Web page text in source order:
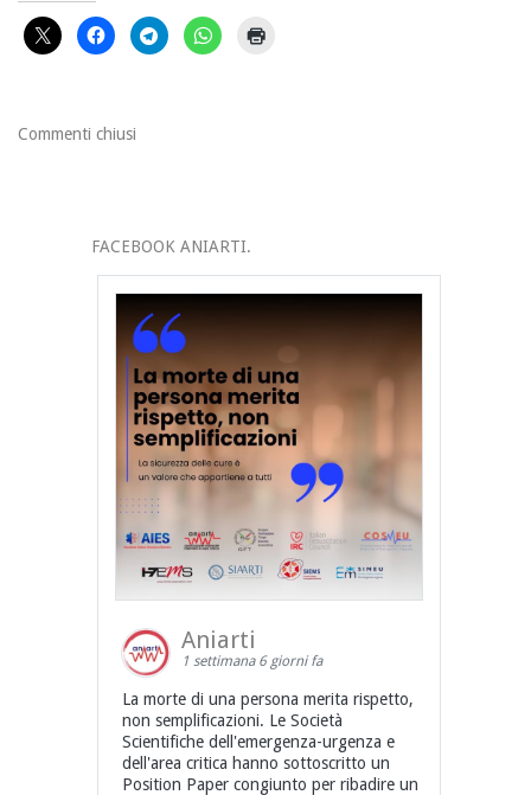
Commenti chiusi
FACEBOOK ANIARTI.
Aniarti
1 settimana 6 giorni fa
La morte di una persona merita rispetto,
non semplificazioni. Le Società
Scientifiche dell'emergenza-urgenza e
dell'area critica hanno sottoscritto un
Position Paper congiunto per ribadire un